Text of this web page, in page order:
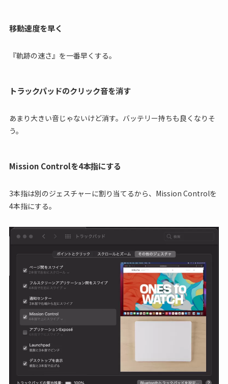
移動速度を早く
『軌跡の速さ』を一番早くする。
トラックパッドのクリック音を消す
あまり大きい音じゃないけど消す。バッテリー持ちも良くなりそ
う。
Mission Controlを4本指にする
3本指は別のジェスチャーに割り当てるから、Mission Controlを
4本指にする。